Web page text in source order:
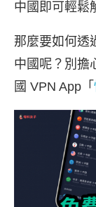
中國即可輕鬆
那麼要如何透
中國呢？別擔
國 VPN App「